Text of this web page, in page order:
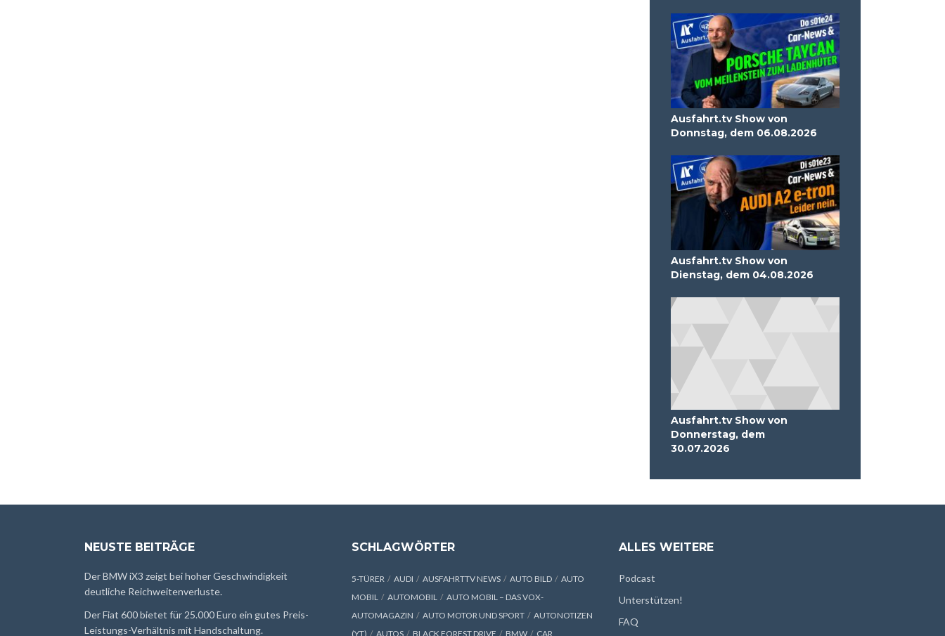
Ausfahrt.tv Show von
Donnstag, dem 06.08.2026
Ausfahrt.tv Show von
Dienstag, dem 04.08.2026
Ausfahrt.tv Show von
Donnerstag, dem
30.07.2026
NEUSTE BEITRÄGE
Der BMW iX3 zeigt bei hoher Geschwindigkeit
deutliche Reichweitenverluste.
Der Fiat 600 bietet für 25.000 Euro ein gutes Preis-
Leistungs-Verhältnis mit Handschaltung.
SCHLAGWÖRTER
5-TÜRER AUDI AUSFAHRTTV NEWS AUTO BILD
AUTO
MOBIL
AUTOMOBIL
AUTO MOBIL – DAS VOX-
AUTOMAGAZIN
AUTO MOTOR UND SPORT
AUTONOTIZEN
(YT)
AUTOS BLACK FOREST DRIVE BMW CAR
ALLES WEITERE
Podcast
Unterstützen!
FAQ